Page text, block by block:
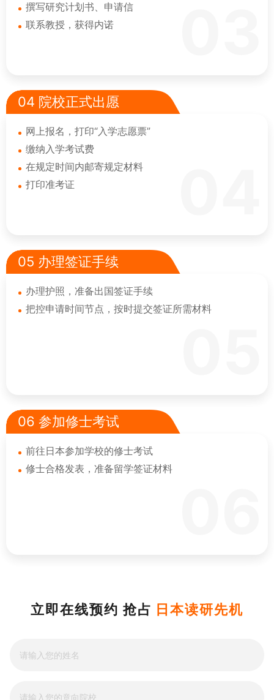
撰写研究计划书、申请信
联系教授，获得内诺
04 院校正式出愿
网上报名，打印“入学志愿票”
缴纳入学考试费
在规定时间内邮寄规定材料
打印准考证
05 办理签证手续
办理护照，准备出国签证手续
把控申请时间节点，按时提交签证所需材料
06 参加修士考试
前往日本参加学校的修士考试
修士合格发表，准备留学签证材料
立即在线预约 抢占 日本读研先机